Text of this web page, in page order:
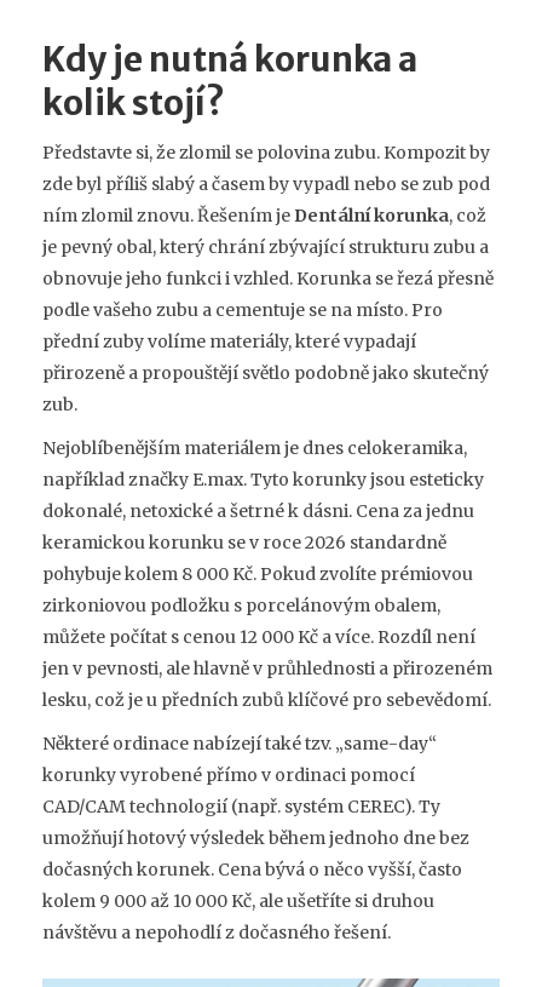
Kdy je nutná korunka a
kolik stojí?
Představte si, že zlomil se polovina zubu. Kompozit by
zde byl příliš slabý a časem by vypadl nebo se zub pod
ním zlomil znovu. Řešením je Dentální korunka, což
je pevný obal, který chrání zbývající strukturu zubu a
obnovuje jeho funkci i vzhled. Korunka se řezá přesně
podle vašeho zubu a cementuje se na místo. Pro
přední zuby volíme materiály, které vypadají
přirozeně a propouštějí světlo podobně jako skutečný
zub.
Nejoblíbenějším materiálem je dnes celokeramika,
například značky E.max. Tyto korunky jsou esteticky
dokonalé, netoxické a šetrné k dásni. Cena za jednu
keramickou korunku se v roce 2026 standardně
pohybuje kolem 8 000 Kč. Pokud zvolíte prémiovou
zirkoniovou podložku s porcelánovým obalem,
můžete počítat s cenou 12 000 Kč a více. Rozdíl není
jen v pevnosti, ale hlavně v průhlednosti a přirozeném
lesku, což je u předních zubů klíčové pro sebevědomí.
Některé ordinace nabízejí také tzv. „same-day“
korunky vyrobené přímo v ordinaci pomocí
CAD/CAM technologií (např. systém CEREC). Ty
umožňují hotový výsledek během jednoho dne bez
dočasných korunek. Cena bývá o něco vyšší, často
kolem 9 000 až 10 000 Kč, ale ušetříte si druhou
návštěvu a nepohodlí z dočasného řešení.